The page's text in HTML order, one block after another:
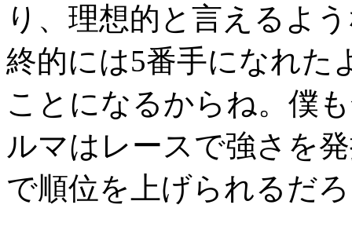
り、理想的と言えるよ
終的には5番手になれた
ことになるからね。僕
ルマはレースで強さを
で順位を上げられるだ